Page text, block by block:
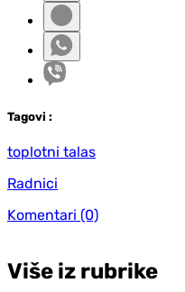
Tagovi :
toplotni talas
Radnici
Komentari (0)
Više iz rubrike